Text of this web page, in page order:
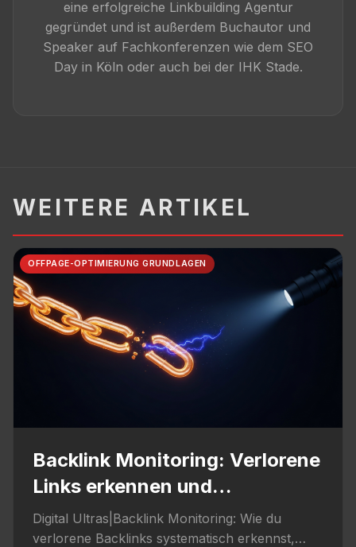
eine erfolgreiche Linkbuilding Agentur
gegründet und ist außerdem Buchautor und
Speaker auf Fachkonferenzen wie dem SEO
Day in Köln oder auch bei der IHK Stade.
WEITERE ARTIKEL
OFFPAGE-OPTIMIERUNG GRUNDLAGEN
Backlink Monitoring: Verlorene
Links erkennen und
zurückholen
Digital Ultras|Backlink Monitoring: Wie du
verlorene Backlinks systematisch erkennst,